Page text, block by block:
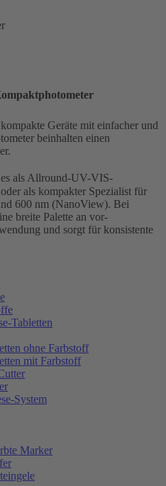
Geräte mit einfacher und
beinhalten einen
als Allround-UV-VIS-
als kompakter Spezialist für
600 nm (NanoView). Bei
breite Palette an vor-
und sorgt für konsistente
Tabletten
ohne Farbstoff
mit Farbstoff
System
Marker